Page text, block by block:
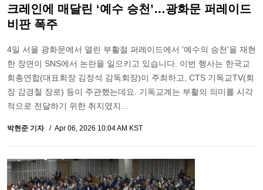
크레인에 매달린 ‘예수 승천’…광화문 퍼레이드
비판 폭주
4일 서울 광화문에서 열린 부활절 퍼레이드에서 '예수의 승천'을 재현
한 장면이 SNS에서 논란을 일으키고 있습니다. 이번 행사는 한국교
회총연합(대표회장 김정석 감독회장)이 주최하고, CTS 기독교TV(회
장 감경철 장로) 등이 주관했는데요. 기독교계는 부활의 의미를 시각
적으로 전달하기 위한 취지였지…
박현준 기자 Apr 06, 2026 10:04 AM KST